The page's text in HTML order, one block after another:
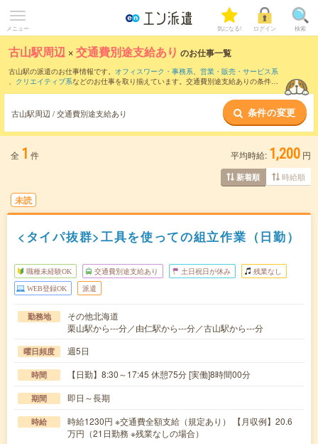
メニュー 気になる! ログイン 検索
古山駅周辺 ×交通費別途支給あり のお仕事一覧
古山駅の派遣のお仕事情報です。 オフィスワーク・事務系、 営業・販売・サービス系
、 クリエイティブ系などのお仕事を取り揃えています。交通費別途支給ありの条件の
古山駅周辺 / 交通費別途支給あり 条件の変更
全 1 件 平均時給: 1,200 円
新着順 時給順
未読
<タイパ抜群>工具を使っての組立作業（日勤）
職種未経験OK 交通費別途支給あり 土日祝日が休み 残業なし
WEB登録OK 派遣
勤務地
その他北海道
栗山駅から---分／由仁駅から---分／古山駅から---分
曜日頻度 週5日
時間 【日勤】8:30～17:45 休憩75分 [実働]8時間00分
期間 即日～長期
時給
時給1230円 ※交通費全額支給（規定あり） 【月収例】20.6
万円（21日勤務 ※残業なしの場合）